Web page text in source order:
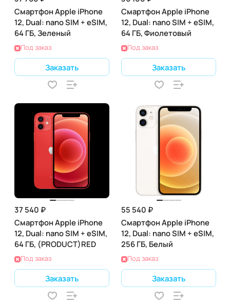
Смартфон Apple iPhone
12, Dual: nano SIM + eSIM,
64 ГБ, Зеленый
Под заказ
Заказать
Смартфон Apple iPhone
12, Dual: nano SIM + eSIM,
64 ГБ, Фиолетовый
Под заказ
Заказать
37 540 ₽
Смартфон Apple iPhone
12, Dual: nano SIM + eSIM,
64 ГБ, (PRODUCT)RED
Под заказ
Заказать
55 540 ₽
Смартфон Apple iPhone
12, Dual: nano SIM + eSIM,
256 ГБ, Белый
Под заказ
Заказать